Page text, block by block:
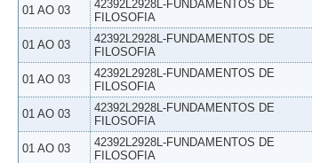
01 AO 03
42392L2928L-FUNDAMENTOS DE
FILOSOFIA
01 AO 03
42392L2928L-FUNDAMENTOS DE
FILOSOFIA
01 AO 03
42392L2928L-FUNDAMENTOS DE
FILOSOFIA
01 AO 03
42392L2928L-FUNDAMENTOS DE
FILOSOFIA
01 AO 03
42392L2928L-FUNDAMENTOS DE
FILOSOFIA